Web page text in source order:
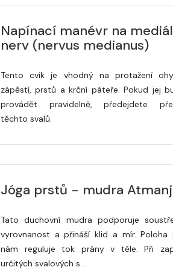
Napínací manévr na
nerv (nervus medianus)
Tento cvik je vhodný na protažení
zápěstí, prstů a krční páteře. Pokud jej
provádět pravidelně, předejdete
těchto svalů.
Jóga prstů - mudra
Tato duchovní mudra podporuje
vyrovnanost a přináší klid a mír. Poloha
nám reguluje tok prány v těle. Při
určitých svalových s…